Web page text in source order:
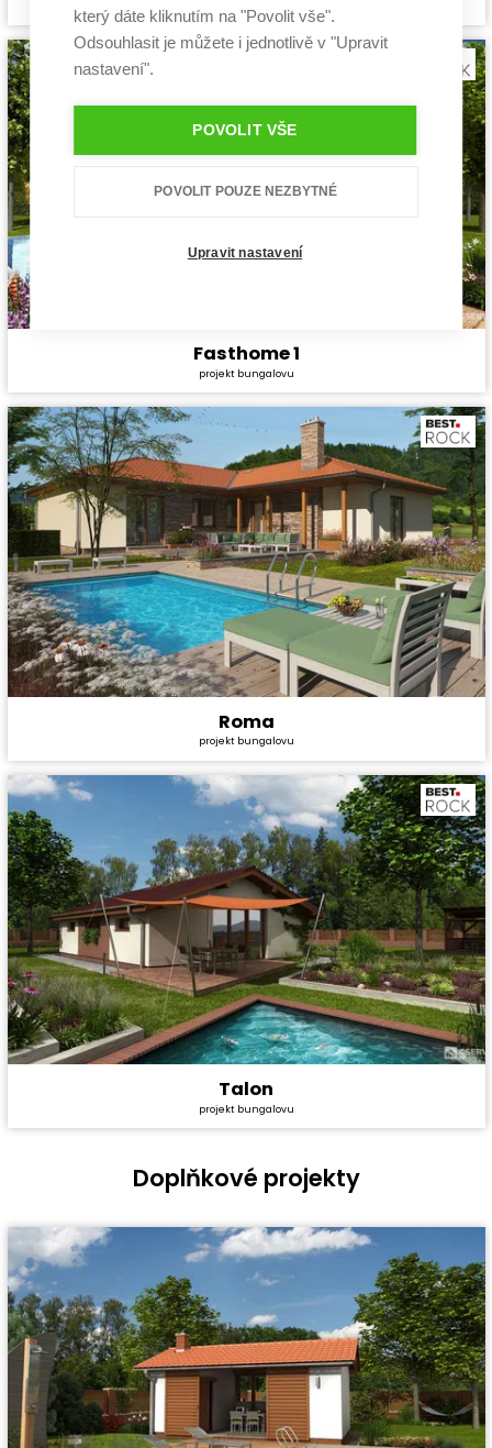
Cena projektu:
Dispozice:
4+1
Užitná plocha:
151,2 m²
Dispozice:
4+1
Užitná plocha:
101,9 m²
Fasthome 1
projekt bungalovu
Dispozice:
5+1
Užitná plocha:
147,8 m²
Roma
projekt bungalovu
Dispozice:
4+1
Talon
projekt bungalovu
Doplňkové projekty
který dáte kliknutím na "Povolit vše".
Odsouhlasit je můžete i jednotlivě v "Upravit
nastavení".
POVOLIT VŠE
POVOLIT POUZE NEZBYTNÉ
Upravit nastavení